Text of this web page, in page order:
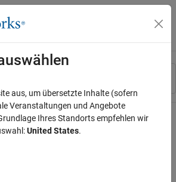
für Off-Canvas-
aus, um übersetzte Inhalte (sofern
Veranstaltungen und Angebote
Ihres Standorts empfehlen wir
United States.